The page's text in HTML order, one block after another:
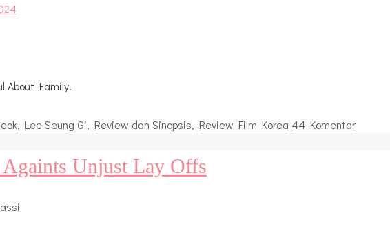
About Family.
, Lee Seung Gi, Review dan Sinopsis, Review Film Korea 44 Komentar
Unjust Lay Offs